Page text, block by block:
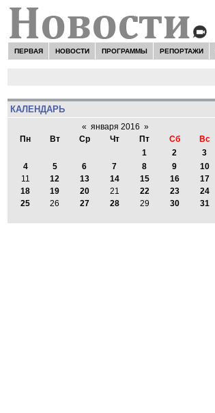
ПЕРВАЯ НОВОСТИ ПРОГРАММЫ РЕПОРТАЖИ
КАЛЕНДАРЬ
« января 2016 »
Пн
Вт Ср Чт Пт Сб
Вс
1
2
3
4
5 6 7 8 9
10
11
12 13 14 15 16
17
18
19 20 21 22 23
24
25
26 27 28 29 30 31